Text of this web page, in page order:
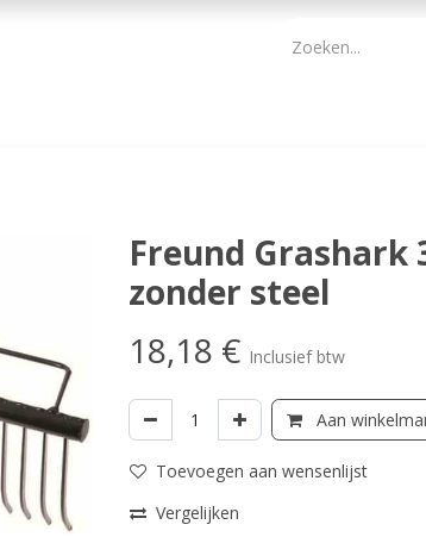
Freund Grashark
zonder steel
18,18 € Inclusief btw
Aan
Toevoegen aan wensenlijst
Vergelijken